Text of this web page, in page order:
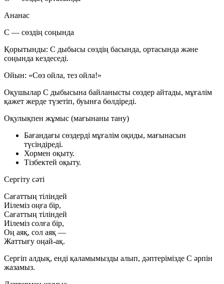
Ананас
С — сөздің соңында
Қорытынды: С дыбысы сөздің басында, ортасында және
соңында кездеседі.
Ойын: «Сөз ойла, тез ойла!»
Оқушылар С дыбысына байланысты сөздер айтады, мұғалім
қажет жерде түзетіп, буынға бөлдіреді.
Оқулықпен жұмыс (мағынаны тану)
Бағандағы сөздерді мұғалім оқиды, мағынасын
түсіндіреді.
Хормен оқыту.
Тізбектей оқыту.
Сергіту сәті
Сағаттың тіліндей
Иілеміз оңға бір,
Сағаттың тіліндей
Иілеміз солға бір,
Оң аяқ, сол аяқ —
Жаттығу оңай-ақ.
Сергіп алдық, енді қаламымызды алып, дәптерімізде С әрпін
жазамыз.